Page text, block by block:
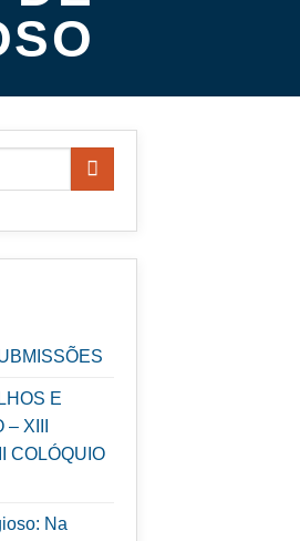
E
XIII
COLÓQUIO
Na